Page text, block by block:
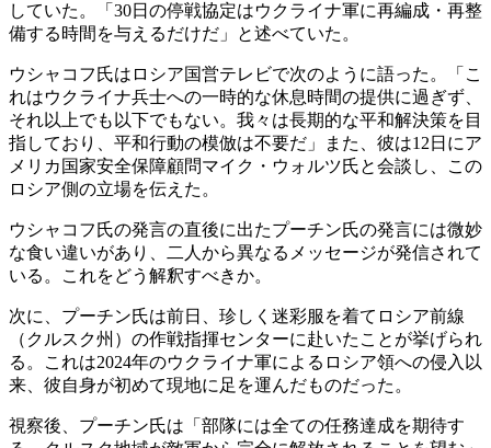
していた。「30日の停戦協定はウクライナ軍に再編成・再整
備する時間を与えるだけだ」と述べていた。
ウシャコフ氏はロシア国営テレビで次のように語った。「こ
れはウクライナ兵士への一時的な休息時間の提供に過ぎず、
それ以上でも以下でもない。我々は長期的な平和解決策を目
指しており、平和行動の模倣は不要だ」また、彼は12日にア
メリカ国家安全保障顧問マイク・ウォルツ氏と会談し、この
ロシア側の立場を伝えた。
ウシャコフ氏の発言の直後に出たプーチン氏の発言には微妙
な食い違いがあり、二人から異なるメッセージが発信されて
いる。これをどう解釈すべきか。
次に、プーチン氏は前日、珍しく迷彩服を着てロシア前線
（クルスク州）の作戦指揮センターに赴いたことが挙げられ
る。これは2024年のウクライナ軍によるロシア領への侵入以
来、彼自身が初めて現地に足を運んだものだった。
視察後、プーチン氏は「部隊には全ての任務達成を期待す